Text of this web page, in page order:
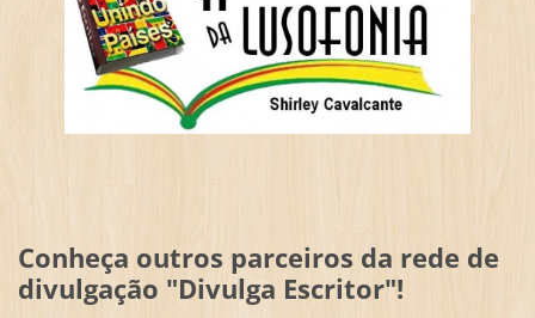
Conheça outros parceiros da rede de
divulgação "Divulga Escritor"!